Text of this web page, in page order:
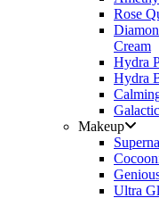
Rose
Cream
Hydra
Hydra
Makeup
Ultra